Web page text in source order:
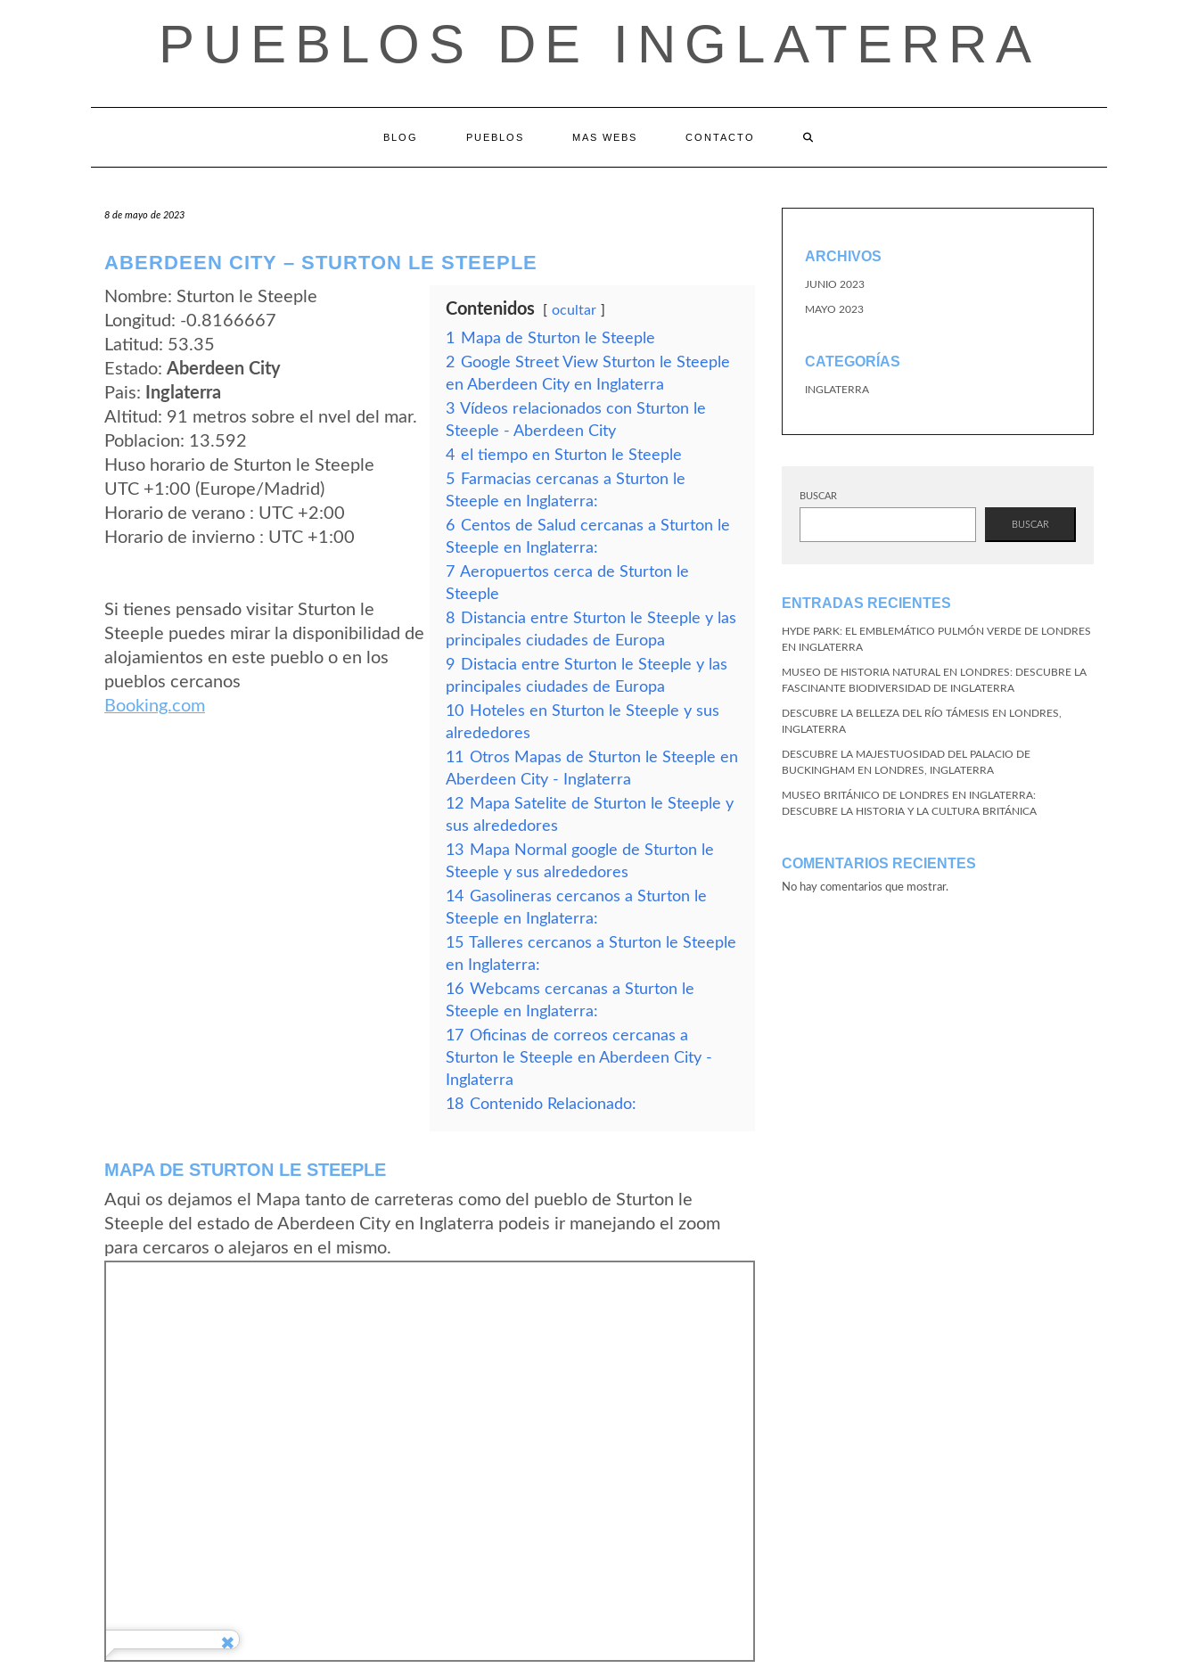
PUEBLOS DE INGLATERRA
BLOG PUEBLOS MAS WEBS CONTACTO
8 de mayo de 2023
ABERDEEN CITY – STURTON LE STEEPLE
Nombre: Sturton le Steeple
Longitud: -0.8166667
Latitud: 53.35
Estado: Aberdeen City
Pais:
Inglaterra
Altitud: 91 metros sobre el nvel del mar.
Poblacion: 13.592
Huso horario de Sturton le Steeple
UTC +1:00 (Europe/Madrid)
Horario de verano : UTC +2:00
Horario de invierno : UTC +1:00
Si tienes pensado visitar Sturton le
Steeple puedes mirar la disponibilidad de
alojamientos en este pueblo o en los
pueblos cercanos
Booking.com
Contenidos ocultar
1
Mapa de Sturton le Steeple
2 Google Street View Sturton le Steeple
en Aberdeen City en Inglaterra
3 Vídeos relacionados con Sturton le
Steeple - Aberdeen City
4 el tiempo en Sturton le Steeple
5 Farmacias cercanas a Sturton le
Steeple en Inglaterra:
6 Centos de Salud cercanas a Sturton le
Steeple en Inglaterra:
7 Aeropuertos cerca de Sturton le
Steeple
8 Distancia entre Sturton le Steeple y las
principales ciudades de Europa
9 Distacia entre Sturton le Steeple y las
principales ciudades de Europa
10 Hoteles en Sturton le Steeple y sus
alrededores
11 Otros Mapas de Sturton le Steeple en
Aberdeen City - Inglaterra
12 Mapa Satelite de Sturton le Steeple y
sus alrededores
13 Mapa Normal google de Sturton le
Steeple y sus alrededores
14 Gasolineras cercanos a Sturton le
Steeple en Inglaterra:
15 Talleres cercanos a Sturton le Steeple
en Inglaterra:
16 Webcams cercanas a Sturton le
Steeple en Inglaterra:
17 Oficinas de correos cercanas a
Sturton le Steeple en Aberdeen City -
Inglaterra
18 Contenido Relacionado:
MAPA DE STURTON LE STEEPLE
Aqui os dejamos el Mapa tanto de carreteras como del pueblo de Sturton le
Steeple del estado de Aberdeen City en Inglaterra podeis ir manejando el zoom
para cercaros o alejaros en el mismo.
ARCHIVOS
JUNIO 2023
MAYO 2023
CATEGORÍAS
INGLATERRA
BUSCAR
BUSCAR
ENTRADAS RECIENTES
HYDE PARK: EL EMBLEMÁTICO PULMÓN VERDE DE LONDRES
EN INGLATERRA
MUSEO DE HISTORIA NATURAL EN LONDRES: DESCUBRE LA
FASCINANTE BIODIVERSIDAD DE INGLATERRA
DESCUBRE LA BELLEZA DEL RÍO TÁMESIS EN LONDRES,
INGLATERRA
DESCUBRE LA MAJESTUOSIDAD DEL PALACIO DE
BUCKINGHAM EN LONDRES, INGLATERRA
MUSEO BRITÁNICO DE LONDRES EN INGLATERRA:
DESCUBRE LA HISTORIA Y LA CULTURA BRITÁNICA
COMENTARIOS RECIENTES
No hay comentarios que mostrar.